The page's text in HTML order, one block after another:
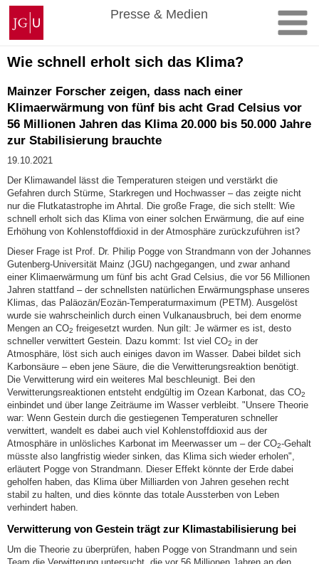
Zum
Inhalt
springen
Johannes
Gutenberg-
Universität
Mainz
Presse & Medien
Wie schnell erholt sich das Klima?
Mainzer Forscher zeigen, dass nach einer
Klimaerwärmung von fünf bis acht Grad Celsius vor
56 Millionen Jahren das Klima 20.000 bis 50.000 Jahre
zur Stabilisierung brauchte
19.10.2021
Der Klimawandel lässt die Temperaturen steigen und verstärkt die
Gefahren durch Stürme, Starkregen und Hochwasser – das zeigte nicht
nur die Flutkatastrophe im Ahrtal. Die große Frage, die sich stellt: Wie
schnell erholt sich das Klima von einer solchen Erwärmung, die auf eine
Erhöhung von Kohlenstoffdioxid in der Atmosphäre zurückzuführen ist?
Dieser Frage ist Prof. Dr. Philip Pogge von Strandmann von der Johannes
Gutenberg-Universität Mainz (JGU) nachgegangen, und zwar anhand
einer Klimaerwärmung um fünf bis acht Grad Celsius, die vor 56 Millionen
Jahren stattfand – der schnellsten natürlichen Erwärmungsphase unseres
Klimas, das Paläozän/Eozän-Temperaturmaximum (PETM). Ausgelöst
wurde sie wahrscheinlich durch einen Vulkanausbruch, bei dem enorme
Mengen an CO2 freigesetzt wurden. Nun gilt: Je wärmer es ist, desto
schneller verwittert Gestein. Dazu kommt: Ist viel CO2 in der
Atmosphäre, löst sich auch einiges davon im Wasser. Dabei bildet sich
Karbonsäure – eben jene Säure, die die Verwitterungsreaktion benötigt.
Die Verwitterung wird ein weiteres Mal beschleunigt. Bei den
Verwitterungsreaktionen entsteht endgültig im Ozean Karbonat, das CO2
einbindet und über lange Zeiträume im Wasser verbleibt. "Unsere Theorie
war: Wenn Gestein durch die gestiegenen Temperaturen schneller
verwittert, wandelt es dabei auch viel Kohlenstoffdioxid aus der
Atmosphäre in unlösliches Karbonat im Meerwasser um – der CO2-Gehalt
müsste also langfristig wieder sinken, das Klima sich wieder erholen",
erläutert Pogge von Strandmann. Dieser Effekt könnte der Erde dabei
geholfen haben, das Klima über Milliarden von Jahren gesehen recht
stabil zu halten, und dies könnte das totale Aussterben von Leben
verhindert haben.
Verwitterung von Gestein trägt zur Klimastabilisierung bei
Um die Theorie zu überprüfen, haben Pogge von Strandmann und sein
Team die Verwitterung untersucht, die vor 56 Millionen Jahren an den